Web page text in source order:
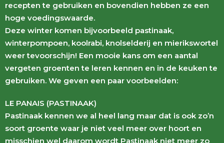
recepten te gebruiken en bovendien hebben ze een
hoge voedingswaarde.
Deze winter komen bijvoorbeeld pastinaak,
winterpompoen, koolrabi, knolselderij en mierikswortel
weer tevoorschijn! Een mooie kans om een aantal
vergeten groenten te leren kennen en in de keuken te
gebruiken. We geven een paar voorbeelden:
LE PANAIS (PASTINAAK)
Pastinaak kennen we al heel lang maar dat is ook zo’n
soort groente waar je niet veel meer over hoort en
misschien wel daarom wordt Pastinaak niet meer zo